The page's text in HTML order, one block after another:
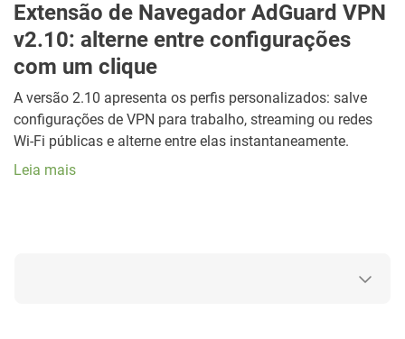
Extensão de Navegador AdGuard VPN
v2.10: alterne entre configurações
com um clique
A versão 2.10 apresenta os perfis personalizados: salve
configurações de VPN para trabalho, streaming ou redes
Wi-Fi públicas e alterne entre elas instantaneamente.
Leia mais